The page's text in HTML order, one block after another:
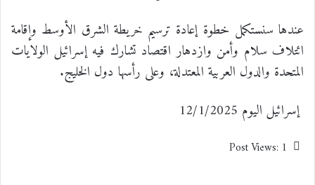
عندها سنستكمل خطوة إعادة ترسيم خريطة الشرق الأوسط وإقامة
ائتلاف سلام وأمن وازدهار اقتصاد تشارك فيه إسرائيل الولايات
المتحدة والدول العربية المعتدلة، وعلى رأسها دول الخليج.
إسرائيل اليوم 12/1/2025
Post Views: 1